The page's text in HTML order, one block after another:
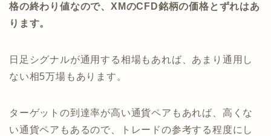
格の終わり値なので、XMのCFD銘柄の価格とずれはあ
ります。
日足シグナルが通用する相場もあれば、あまり通用し
ない相5万場もあります。
ターゲットの到達率が高い通貨ペアもあれば、高くな
い通貨ペアもあるので、トレードの参考する程度にし